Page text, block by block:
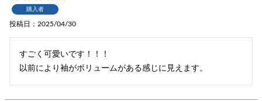
購入者
投稿日 2025/04/30
すごく可愛いです！！！